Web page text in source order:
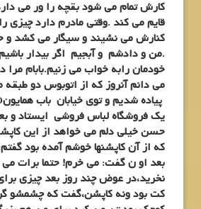
کارش تمام می شود بقچه را ور می
قایم می کند .وقتی مادرم دارد چیزی
کنارش می نشیند و سیگار می کشد
.من و دادشم و آبجیم اگر بیدار
خودمان رابه خواب می زنیم.بابام
می دانم آنروز که از اتوبوس دو
یک فروشگاه لباس فروشی ایستاد و
حسن خیلی دلم می خواهد از این
که از آن کاپشنها خوشم آمده بود
بعد او ن گفت: می خرم! حتما برات
نخرید،در عوض چند روز بعد چیزی
کت بود ونه کاپشن،گفت که چشمشو